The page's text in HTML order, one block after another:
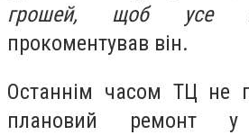
грошей, щоб усе
прокоментував він.
Останнім часом ТЦ не
плановий ремонт у